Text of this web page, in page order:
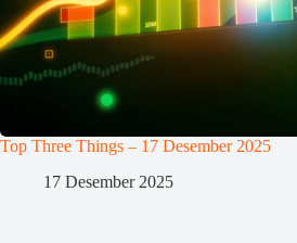
Top Three Things – 17 Desember 2025
17 Desember 2025